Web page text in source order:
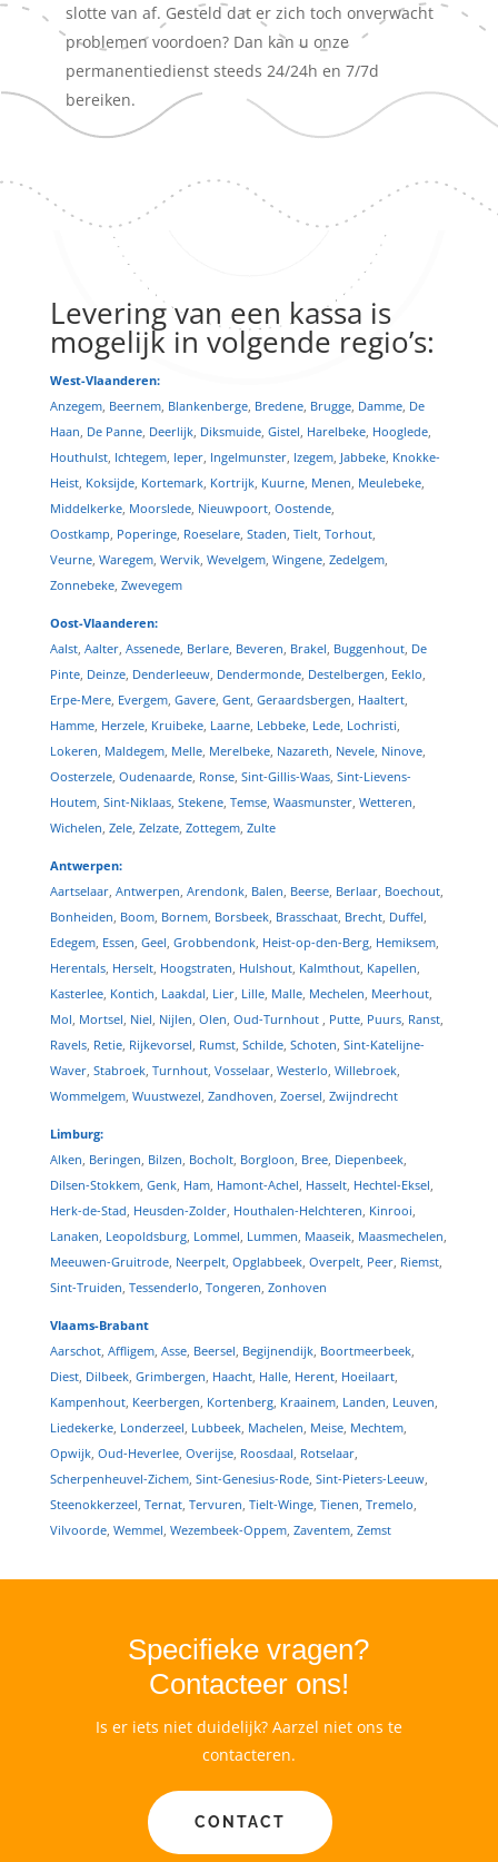
slotte van af. Gesteld dat er zich toch onverwacht
problemen voordoen? Dan kan u onze
permanentiedienst steeds 24/24h en 7/7d
bereiken.
Levering van een kassa is
mogelijk in volgende regio’s:
West-Vlaanderen:
Anzegem, Beernem, Blankenberge, Bredene, Brugge, Damme, De
Haan De Panne, Deerlijk, Diksmuide, Gistel Harelbeke, Hooglede,
Houthulst, Ichtegem, Ieper, Ingelmunster, Izegem, Jabbeke, Knokke-
Heist, Koksijde, Kortemark, Kortrijk, Kuurne, Menen Meulebeke,
Middelkerke, Moorslede, Nieuwpoort, Oostende,
Oostkamp Poperinge, Roeselare, Staden Tielt, Torhout,
Veurne, Waregem, Wervik, Wevelgem, Wingene, Zedelgem,
Zonnebeke, Zwevegem
Oost-Vlaanderen:
Aalst, Aalter, Assenede, Berlare, Beveren Brakel Buggenhout, De
Pinte, Deinze, Denderleeuw, Dendermonde, Destelbergen Eeklo
Erpe-Mere, Evergem, Gavere, Gent, Geraardsbergen Haaltert,
Hamme, Herzele, Kruibeke, Laarne, Lebbeke, Lede, Lochristi
Lokeren Maldegem, Melle, Merelbeke, Nazareth Nevele, Ninove,
Oosterzele, Oudenaarde, Ronse, Sint-Gillis-Waas, Sint-Lievens-
Houtem, Sint-Niklaas, Stekene, Temse, Waasmunster, Wetteren
Wichelen Zele, Zelzate, Zottegem, Zulte
Antwerpen:
Aartselaar, Antwerpen Arendonk, Balen Beerse, Berlaar, Boechout,
Bonheiden Boom, Bornem, Borsbeek, Brasschaat, Brecht, Duffel
Edegem, Essen Geel Grobbendonk, Heist-op-den-Berg, Hemiksem,
Herentals, Herselt, Hoogstraten Hulshout, Kalmthout, Kapellen
Kasterlee, Kontich Laakdal Lier, Lille, Malle, Mechelen Meerhout,
Mol Mortsel Niel Nijlen Olen Oud-Turnhout Putte, Puurs, Ranst,
Ravels, Retie, Rijkevorsel Rumst, Schilde, Schoten Sint-Katelijne-
Waver, Stabroek, Turnhout, Vosselaar, Westerlo Willebroek,
Wommelgem, Wuustwezel Zandhoven Zoersel Zwijndrecht
Limburg:
Alken Beringen Bilzen Bocholt, Borgloon Bree, Diepenbeek,
Dilsen-Stokkem, Genk, Ham, Hamont-Achel Hasselt, Hechtel-Eksel
Herk-de-Stad Heusden-Zolder, Houthalen-Helchteren Kinrooi
Lanaken Leopoldsburg, Lommel Lummen Maaseik, Maasmechelen
Meeuwen-Gruitrode, Neerpelt, Opglabbeek, Overpelt, Peer, Riemst,
Sint-Truiden Tessenderlo Tongeren Zonhoven
Vlaams-Brabant
Aarschot, Affligem, Asse, Beersel Begijnendijk, Boortmeerbeek,
Diest, Dilbeek, Grimbergen Haacht, Halle, Herent, Hoeilaart,
Kampenhout, Keerbergen Kortenberg, Kraainem, Landen Leuven
Liedekerke, Londerzeel Lubbeek, Machelen Meise, Mechtem,
Opwijk, Oud-Heverlee, Overijse, Roosdaal Rotselaar,
Scherpenheuvel-Zichem, Sint-Genesius-Rode, Sint-Pieters-Leeuw,
Steenokkerzeel Ternat, Tervuren Tielt-Winge, Tienen Tremelo
Vilvoorde, Wemmel Wezembeek-Oppem, Zaventem, Zemst
Specifieke vragen?
Contacteer ons!
Is er iets niet duidelijk? Aarzel niet ons te
contacteren.
CONTACT